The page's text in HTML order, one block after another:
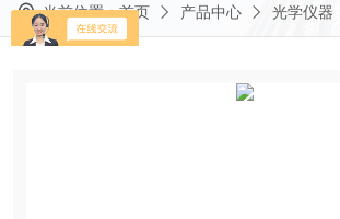
当前位置：首页 产品中心 光学仪器